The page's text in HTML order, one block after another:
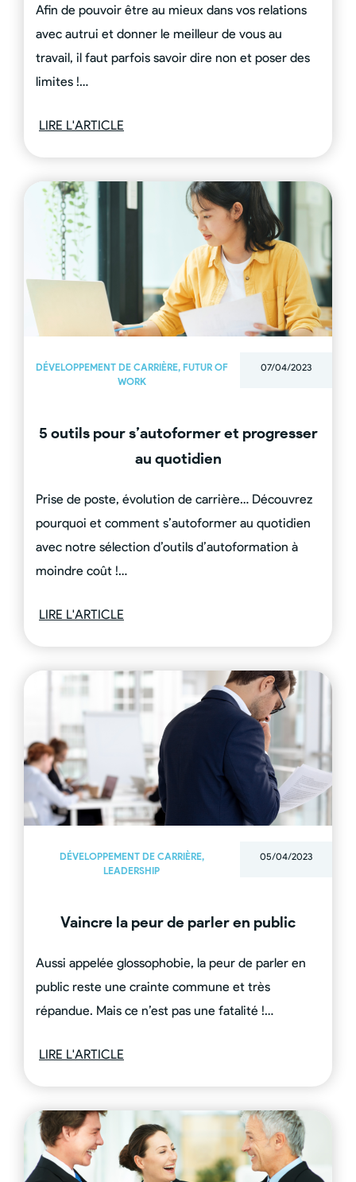
Afin de pouvoir être au mieux dans vos relations
avec autrui et donner le meilleur de vous au
travail, il faut parfois savoir dire non et poser des
limites !…
LIRE L'ARTICLE
DÉVELOPPEMENT DE CARRIÈRE, FUTUR OF
WORK
07/04/2023
5 outils pour s’autoformer et progresser
au quotidien
Prise de poste, évolution de carrière… Découvrez
pourquoi et comment s’autoformer au quotidien
avec notre sélection d’outils d’autoformation à
moindre coût !…
LIRE L'ARTICLE
DÉVELOPPEMENT DE CARRIÈRE,
LEADERSHIP
05/04/2023
Vaincre la peur de parler en public
Aussi appelée glossophobie, la peur de parler en
public reste une crainte commune et très
répandue. Mais ce n’est pas une fatalité !…
LIRE L'ARTICLE